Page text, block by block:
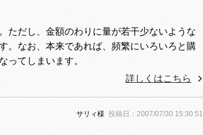
ただし、金額のわりに量が若干少ないような
。なお、本来であれば、頻繁にいろいろと購
ってしまいます。
詳しくはこちら
サリィ様 投稿日：2007/07/30 15:30:51